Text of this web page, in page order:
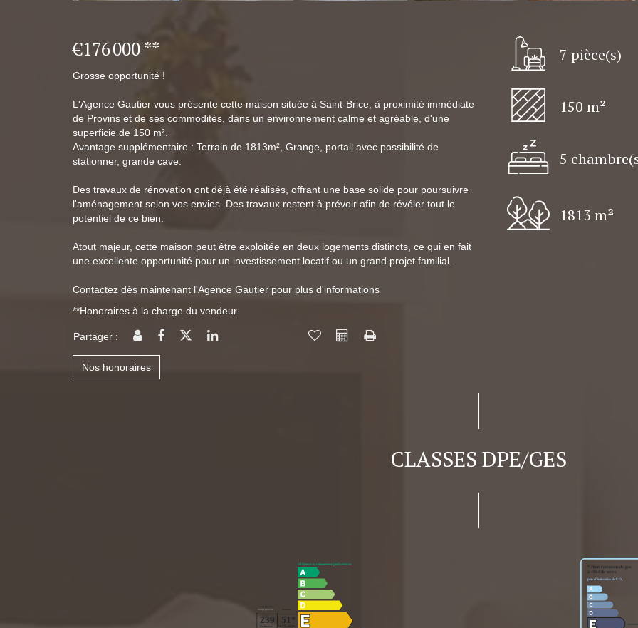
€176 000**
Grosse opportunité !
L'Agence Gautier vous présente cette maison située à Saint-Brice, à proximité immédiate
de Provins et de ses commodités, dans un environnement calme et agréable, d'une
superficie de 150 m².
Avantage supplémentaire : Terrain de 1813m², Grange, portail avec possibilité de
stationner, grande cave.
Des travaux de rénovation ont déjà été réalisés, offrant une base solide pour poursuivre
l'aménagement selon vos envies. Des travaux restent à prévoir afin de révéler tout le
potentiel de ce bien.
Atout majeur, cette maison peut être exploitée en deux logements distincts, ce qui en fait
une excellente opportunité pour un investissement locatif ou un grand projet familial.
Contactez dès maintenant l'Agence Gautier pour plus d'informations
**Honoraires à la charge du vendeur
Partager :
Nos honoraires
7 pièce(s)
150 m²
5
1813 m²
CLASSES DPE/GES